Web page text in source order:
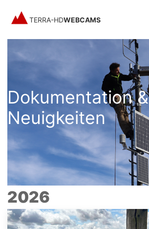
TERRA-HDWEBCAMS
Dokumentation &
Neuigkeiten
2026